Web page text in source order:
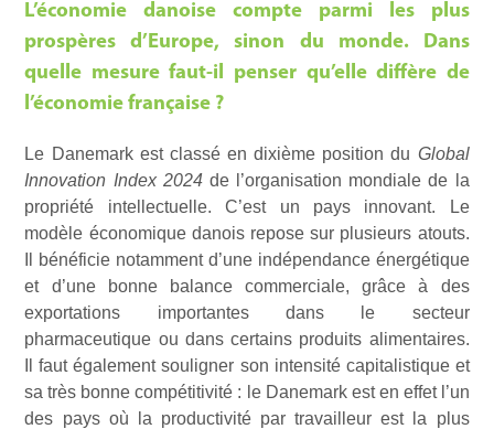
L’économie danoise compte parmi les plus
prospères d’Europe, sinon du monde. Dans
quelle mesure faut-il penser qu’elle diffère de
l’économie française ?
Le Danemark est classé en dixième position du Global
Innovation Index 2024de l’organisation mondiale de la
propriété intellectuelle. C’est un pays innovant. Le
modèle économique danois repose sur plusieurs atouts.
Il bénéficie notamment d’une indépendance énergétique
et d’une bonne balance commerciale, grâce à des
exportations importantes dans le secteur
pharmaceutique ou dans certains produits alimentaires.
Il faut également souligner son intensité capitalistique et
sa très bonne compétitivité : le Danemark est en effet l’un
des pays où la productivité par travailleur est la plus